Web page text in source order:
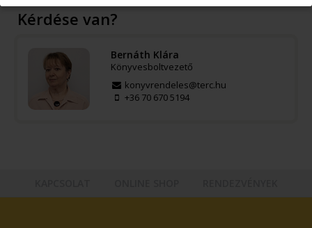
Kérdése van?
Bernáth Klára
Könyvesboltvezető
konyvrendeles@terc.hu
+36 70 670 5194